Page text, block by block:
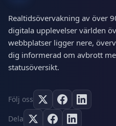
Realtidsövervakning av över
digitala upplevelser världen
webbplatser ligger nere,
dig informerad om avbrott
statusöversikt.
Följ oss
Dela